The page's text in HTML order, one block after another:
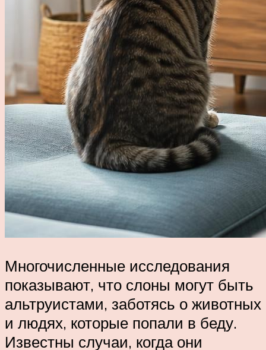
Многочисленные исследования
показывают, что слоны могут быть
альтруистами, заботясь о животных
и людях, которые попали в беду.
Известны случаи, когда они